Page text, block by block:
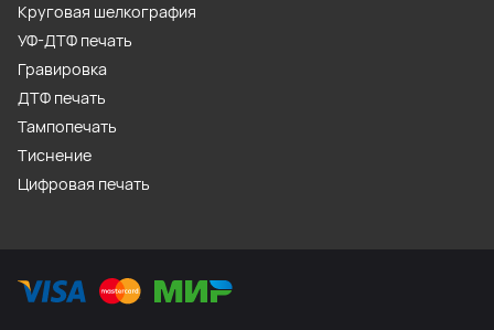
Круговая шелкография
УФ-ДТФ печать
Гравировка
ДТФ печать
Тампопечать
Тиснение
Цифровая печать